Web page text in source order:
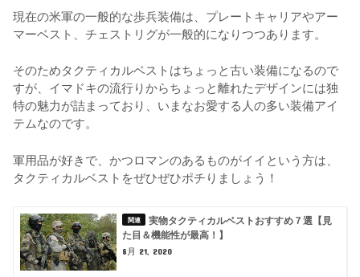
現在の米軍の一般的な歩兵装備は、プレートキャリアやアー
マーベスト、チェストリグが一般的になりつつあります。
そのためタクティカルベストはちょっと古い装備になるので
すが、イマドキの流行りからちょっと離れたデザインには独
特の魅力が詰まっており、いまなお愛する人の多い装備アイ
テムなのです。
軍用品が好きで、かつロマンのあるものがイイという方は、
タクティカルベストをぜひぜひポチりましょう！
実物タクティカルベストおすすめ７選【見
た目＆機能性が最高！】
8月 21, 2020